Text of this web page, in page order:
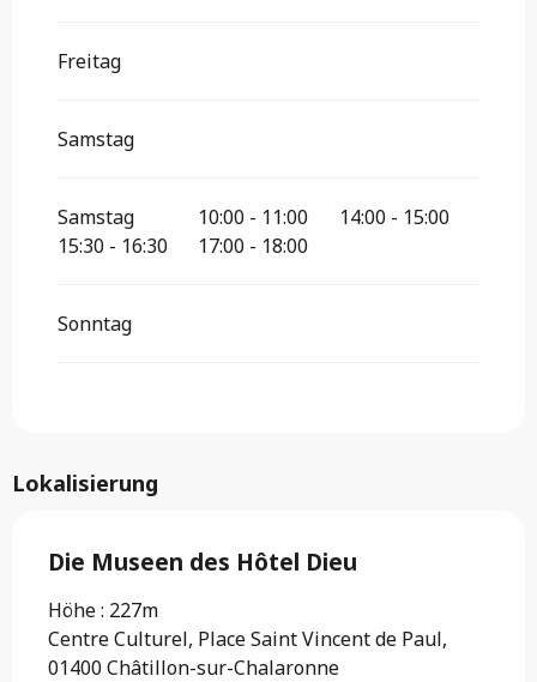
Freitag
Samstag
Samstag 10:00 - 11:00
14:00 - 15:00
15:30 - 16:30
17:00 - 18:00
Sonntag
Lokalisierung
Die Museen des Hôtel Dieu
Höhe : 227m
Centre Culturel, Place Saint Vincent de Paul,
01400 Châtillon-sur-Chalaronne